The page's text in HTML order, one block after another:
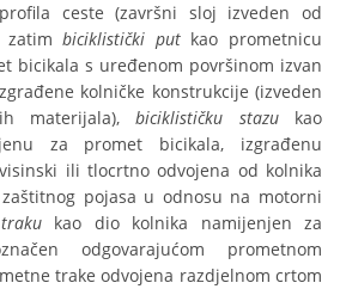
ceste (završni sloj izveden od
zatimbiciklistički putkao prometnicu
bicikala s uređenom površinom izvan
kolničke konstrukcije (izveden
materijala),biciklističku stazukao
za promet bicikala, izgrađenu
ili tlocrtno odvojena od kolnika
pojasa u odnosu na motorni
kao dio kolnika namijenjen za
odgovarajućom prometnom
trake odvojena razdjelnom crtom